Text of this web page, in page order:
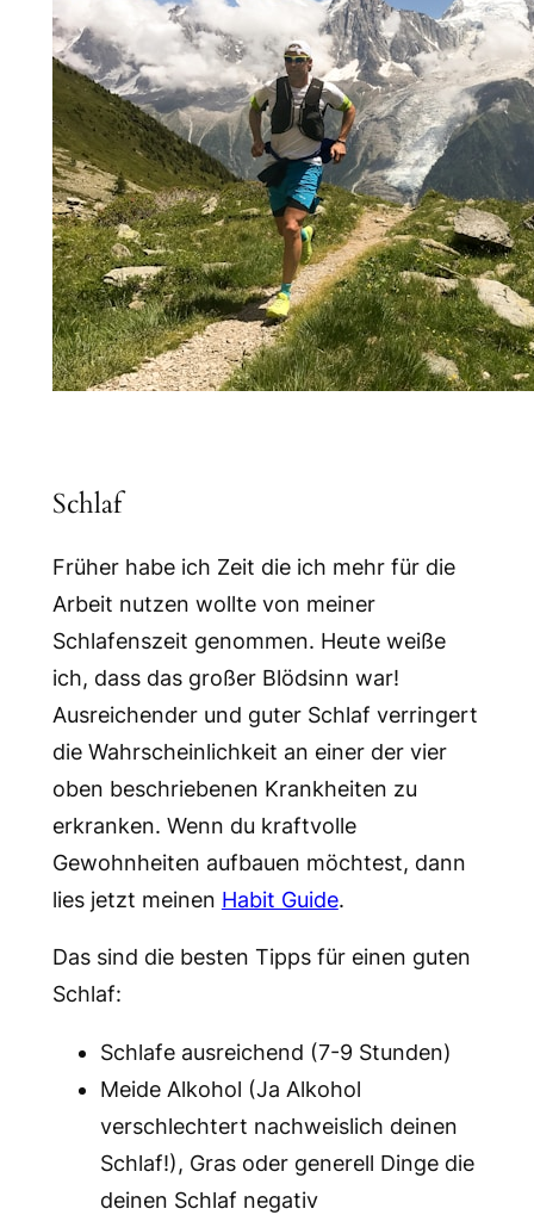
Schlaf
Früher habe ich Zeit die ich mehr für die
Arbeit nutzen wollte von meiner
Schlafenszeit genommen. Heute weiße
ich, dass das großer Blödsinn war!
Ausreichender und guter Schlaf verringert
die Wahrscheinlichkeit an einer der vier
oben beschriebenen Krankheiten zu
erkranken. Wenn du kraftvolle
Gewohnheiten aufbauen möchtest, dann
lies jetzt meinen Habit Guide.
Das sind die besten Tipps für einen guten
Schlaf:
Schlafe ausreichend (7-9 Stunden)
Meide Alkohol (Ja Alkohol
verschlechtert nachweislich deinen
Schlaf!), Gras oder generell Dinge die
deinen Schlaf negativ